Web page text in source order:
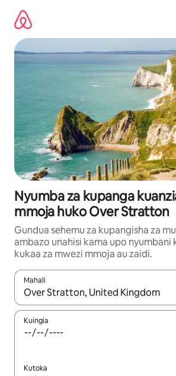
kwenda
kwenye
maudhui
Nyumba za kupanga
mmoja huko Over Stratton
Gundua sehemu za kupangisha za
ambazo unahisi kama upo nyumbani
kukaa za mwezi mmoja au zaidi.
Mahali
Wakati matokeo yanapatikana, vinjari
Kuingia
Kutoka